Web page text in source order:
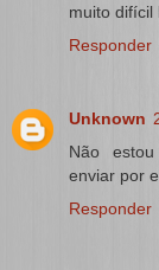
muito difícil
Responder
Unknown
Não
enviar por
Responder